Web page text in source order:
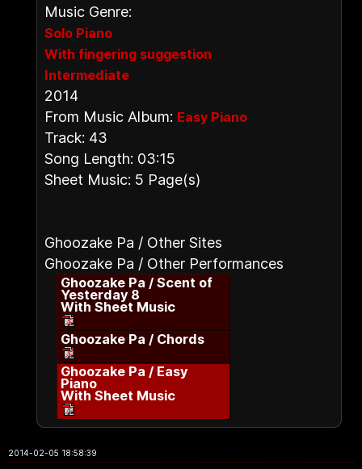
Music Genre:
Solo Piano
With fingering suggestion
Intermediate
2014
From Music Album: Easy Piano
Track: 43
Song Length: 03:15
Sheet Music: 5 Page(s)
Ghoozake Pa / Other Sites
Ghoozake Pa / Other Performances
Ghoozake Pa / Scent of
Yesterday 8
With Sheet Music
Ghoozake Pa / Chords
Ghoozake Pa / Easy
Piano
With Sheet Music
2014-02-05 18:58:39